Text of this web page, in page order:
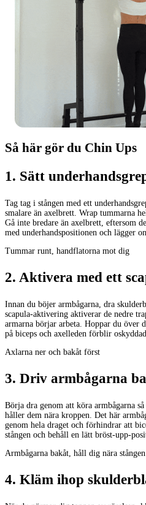
Så här gör du Chin Ups
1. Sätt
Tag tag i stången med ett
smalare än axelbrett. Wrap tummarna
Gå inte bredare än axelbrett, eftersom
med underhandspositionen och lägger
Tummar runt, handflatorna mot dig
2. Aktivera med ett
Innan du böjer armbågarna, dra
scapula-aktivering aktiverar de nedre
armarna börjar arbeta. Hoppar du över
på biceps och axelleden förblir
Axlarna ner och bakåt först
3. Driv armbågarna
Börja dra genom att köra armbågarna
håller dem nära kroppen. Det här
genom hela draget och förhindrar att
stången och behåll en lätt bröst-upp-
Armbågarna bakåt, håll dig nära stången
4. Kläm ihop